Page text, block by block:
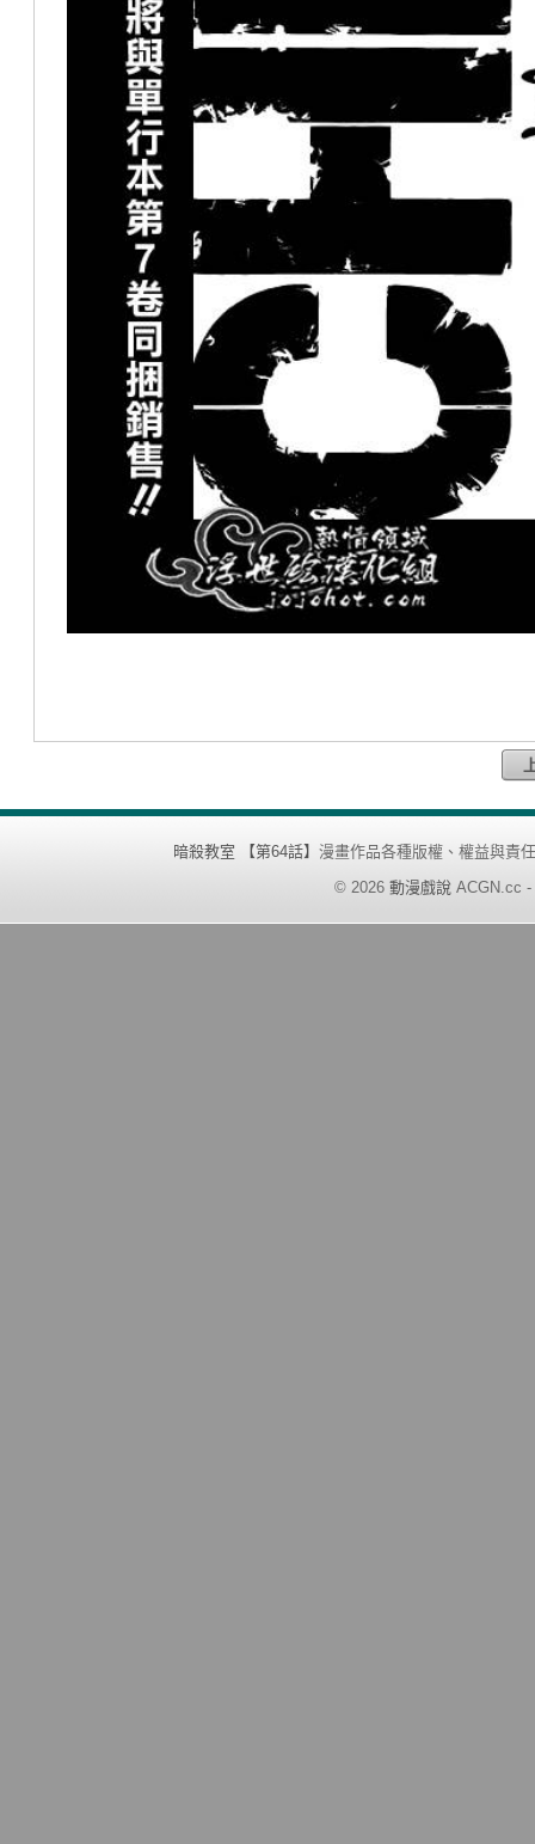
暗殺教室 【第64話】 漫畫作品各種版權、權益與責
© 2026 動漫戲說 ACGN.cc